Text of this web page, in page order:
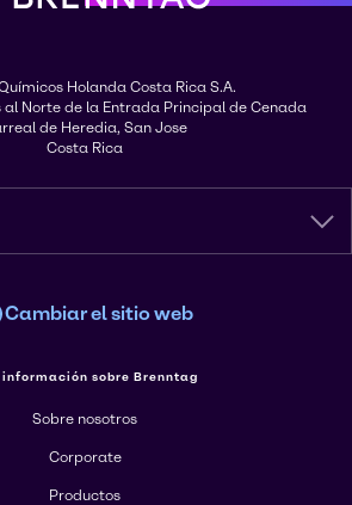
Holanda Costa Rica S.A.
al Norte de la Entrada Principal de Cenada
de Heredia, San Jose
Costa Rica
Cambiar el sitio web
información sobre Brenntag
Sobre nosotros
Corporate
Productos